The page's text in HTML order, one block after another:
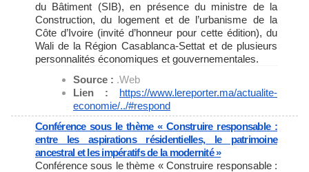
du Bâtiment (SIB), en présence du ministre de la
Construction, du logement et de l’urbanisme de la
Côte d’Ivoire (invité d’honneur pour cette édition), du
Wali de la Région Casablanca-Settat et de plusieurs
personnalités économiques et gouvernementales.
Source : .Web
Lien : https://www.lereporter.ma/actualite-
economie/../#respond
Conférence sous le thème « Construire responsable :
entre les aspirations résidentielles, le patrimoine
ancestral et les impératifs de la modernité »
Conférence sous le thème « Construire responsable :